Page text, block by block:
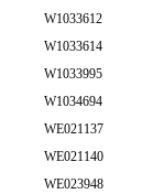
W1033612
W1033614
W1033995
W1034694
WE021137
WE021140
WE023948